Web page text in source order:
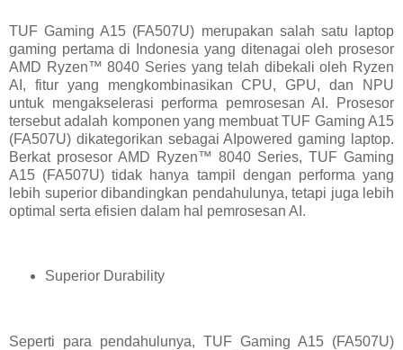
TUF Gaming A15 (FA507U) merupakan salah satu laptop
gaming pertama di Indonesia yang ditenagai oleh prosesor
AMD Ryzen™ 8040 Series yang telah dibekali oleh Ryzen
AI, fitur yang mengkombinasikan CPU, GPU, dan NPU
untuk mengakselerasi performa pemrosesan AI. Prosesor
tersebut adalah komponen yang membuat TUF Gaming A15
(FA507U) dikategorikan sebagai AIpowered gaming laptop.
Berkat prosesor AMD Ryzen™ 8040 Series, TUF Gaming
A15 (FA507U) tidak hanya tampil dengan performa yang
lebih superior dibandingkan pendahulunya, tetapi juga lebih
optimal serta efisien dalam hal pemrosesan AI.
Superior Durability
Seperti para pendahulunya, TUF Gaming A15 (FA507U)